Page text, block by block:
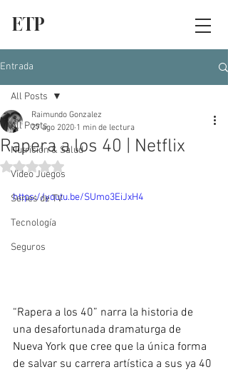
ETP
Entrada
All Posts
Nutrición & Salud
Video Juegos
Series de TV
Tecnología
Seguros
All Posts
Rapera a los 40 | Netflix
Raimundo Gonzalez
27 ago 2020 1 min de lectura
Obtuvo NaN de 5 estrellas.
https://youtu.be/SUmo3EiJxH4
“Rapera a los 40” narra la historia de
una desafortunada dramaturga de
Nueva York que cree que la única forma
de salvar su carrera artística a sus ya 40